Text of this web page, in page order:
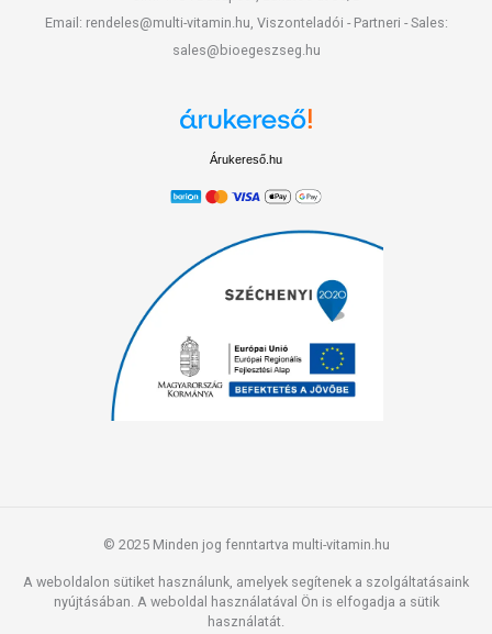
Email: rendeles@multi-vitamin.hu, Viszonteladói - Partneri - Sales:
sales@bioegeszseg.hu
Árukereső.hu
© 2025 Minden jog fenntartva multi-vitamin.hu
A weboldalon sütiket használunk, amelyek segítenek a szolgáltatásaink
nyújtásában. A weboldal használatával Ön is elfogadja a sütik
használatát.